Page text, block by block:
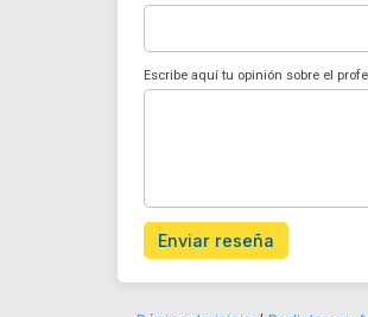
Escribe aquí tu opinión sobre el
Enviar reseña